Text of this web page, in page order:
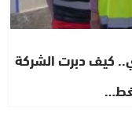
كيف دبرت الشركة